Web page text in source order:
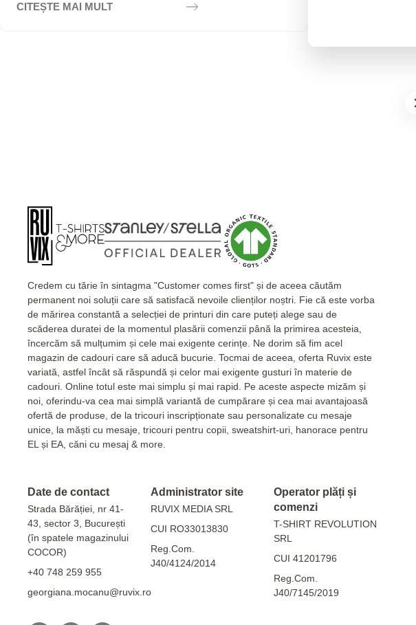
CITEȘTE MAI MULT
Credem cu tărie în sintagma "Customer comes first" și de aceea căutăm
permanent noi soluții care să satisfacă nevoile clienților noștri. Fie că este vorba
de mărirea constantă a selecției de printuri din care puteți alege sau de
scăderea duratei de la momentul plasării comenzii până la primirea acesteia,
încercăm să mulțumim și cele mai exigente cerințe. Ne dorim să fim acel
magazin de cadouri care să aducă bucurie. Tocmai de aceea, oferta Ruvix este
variată, astfel încât să răspundă și celor mai exigente gusturi în materie de
cadouri. Online totul este mai simplu și mai rapid. Pe aceste aspecte mizăm și
noi, oferindu-va cea mai simplă variantă de cumpărare și cea mai avantajoasă
ofertă de produse, de la tricouri inscripționate sau personalizate cu mesaje
unice, la măști cu mesaje, tricouri pentru copii, sweatshirt-uri, hanorace pentru
EL și EA, căni cu mesaj & more.
Date de contact
Strada Bărăției, nr 41-
43, sector 3, București
(în spatele magazinului
COCOR)
+40 748 259 955
georgiana.mocanu@ruvix.ro
Administrator site
RUVIX MEDIA SRL
CUI RO33013830
Reg.Com.
J40/4124/2014
Operator plăți și
comenzi
T-SHIRT REVOLUTION
SRL
CUI 41201796
Reg.Com.
J40/7145/2019